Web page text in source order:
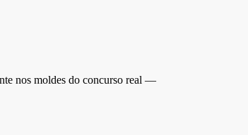
nos moldes do concurso real —